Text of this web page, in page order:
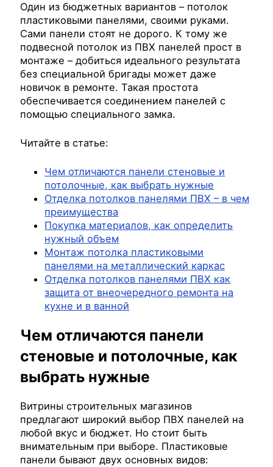
Один из бюджетных вариантов – потолок
пластиковыми панелями, своими руками.
Сами панели стоят не дорого. К тому же
подвесной потолок из ПВХ панелей прост в
монтаже – добиться идеального результата
без специальной бригады может даже
новичок в ремонте. Такая простота
обеспечивается соединением панелей с
помощью специального замка.
Читайте в статье:
Чем отличаются панели стеновые и
потолочные, как выбрать нужные
Отделка потолков панелями ПВХ – в чем
преимущества
Покупка материалов, как определить
нужный объем
Монтаж потолка пластиковыми
панелями на металлический каркас
Отделка потолков панелями ПВХ как
защита от внеочередного ремонта на
кухне и в ванной
Чем отличаются панели
стеновые и потолочные, как
выбрать нужные
Витрины строительных магазинов
предлагают широкий выбор ПВХ панелей на
любой вкус и бюджет. Но стоит быть
внимательным при выборе. Пластиковые
панели бывают двух основных видов: